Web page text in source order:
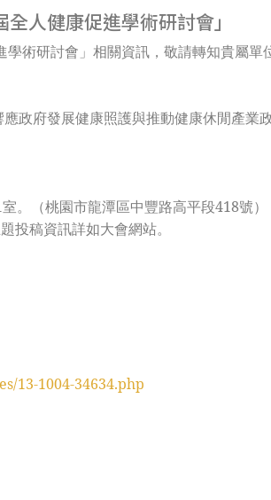
人健康促進學術研討會」
術研討會」相關資訊，敬請轉知貴屬單
政府發展健康照護與推動健康休閒產
。（桃園市龍潭區中豐路高平段418號）
投稿資訊詳如大會網站。
13-1004-34634.php